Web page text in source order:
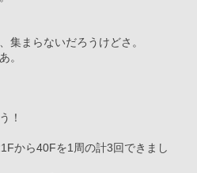
集まらないだろうけどさ。
。
！
から40Fを1周の計3回できまし